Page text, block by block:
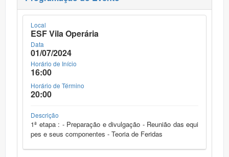
Local
ESF Vila Operária
Data
01/07/2024
Horário de Início
16:00
Horário de Término
20:00
Descrição
1ª etapa : - Preparação e divulgação - Reunião das equi
pes e seus componentes - Teoria de Feridas